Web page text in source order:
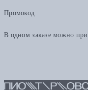
Промокод
В одном заказе можно